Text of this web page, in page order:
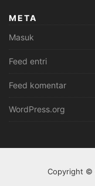
META
Masuk
Feed entri
Feed komentar
WordPress.org
Copyright ©